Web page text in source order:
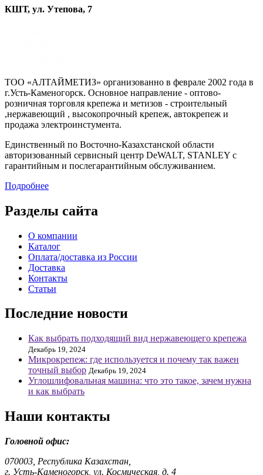
КШТ, ул. Утепова, 7
ТОО «АЛТАЙМЕТИЗ» организованно в феврале 2002 года в
г.Усть-Каменогорск. Основное направление - оптово-
розничная торговля крепежа и метизов - строительный
,нержавеющий , высокопрочный крепеж, автокрепеж и
продажа электроинстумента.
Единственный по Восточно-Казахстанской области
авторизованный сервисный центр DeWALT, STANLEY с
гарантийным и послегарантийным обслуживанием.
Подробнее
Разделы сайта
О компании
Каталог
Оплата/доставка из России
Доставка
Контакты
Статьи
Последние новости
Как выбрать подходящий вид нержавеющего крепежа
Декабрь 19, 2024
Микрокрепеж: где используется и почему так важен
точный выбор Декабрь 19, 2024
Углошлифовальная машина: что это такое, зачем нужна
и как выбрать
Наши контакты
Головной офис:
070003, Республика Казахстан,
г. Усть-Каменогорск, ул. Космическая, д. 4